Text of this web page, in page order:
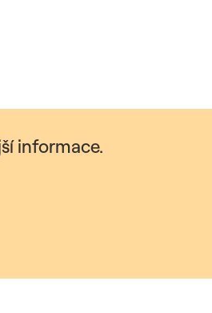
informace.